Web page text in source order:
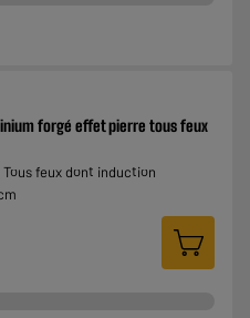
forgé effet pierre tous feux
feux dont induction